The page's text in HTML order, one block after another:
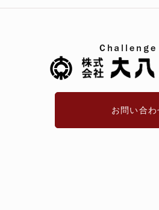
お問い合わ